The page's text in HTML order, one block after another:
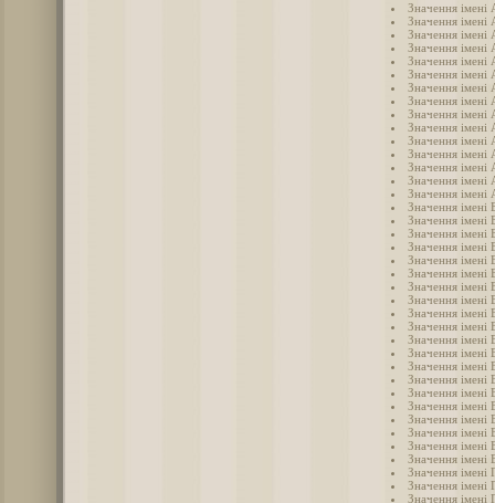
Значення імені
Значення імені
Значення імені
Значення імені
Значення імені
Значення імені
Значення імені
Значення імені
Значення імені
Значення імені
Значення імені
Значення імені
Значення імені
Значення імені
Значення імені
Значення імені
Значення імені
Значення імені
Значення імені
Значення імені
Значення імені
Значення імені
Значення імені
Значення імені
Значення імені
Значення імені
Значення імені
Значення імені
Значення імені
Значення імені
Значення імені
Значення імені
Значення
Значення імені
Значення імені
Значення імені
Значення імені
Значення імені